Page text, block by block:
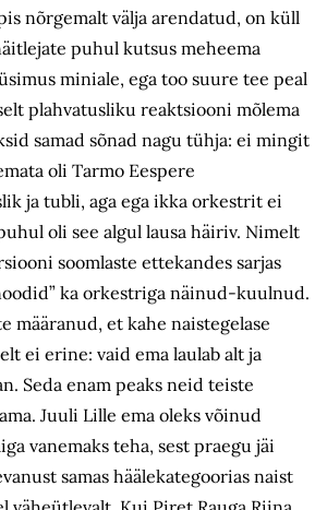
nõrgemalt välja arendatud, on küll
puhul kutsus meheema
miniale, ega too suure tee peal
plahvatusliku reaktsiooni mõlema
samad sõnad nagu tühja: ei mingit
oli Tarmo Eespere
ja tubli, aga ega ikka orkestrit ei
oli see algul lausa häiriv. Nimelt
soomlaste ettekandes sarjas
ka orkestriga näinud-kuulnud.
määranud, et kahe naistegelase
ei erine: vaid ema laulab alt ja
Seda enam peaks neid teiste
Juuli Lille ema oleks võinud
vanemaks teha, sest praegu jäi
samas häälekategoorias naist